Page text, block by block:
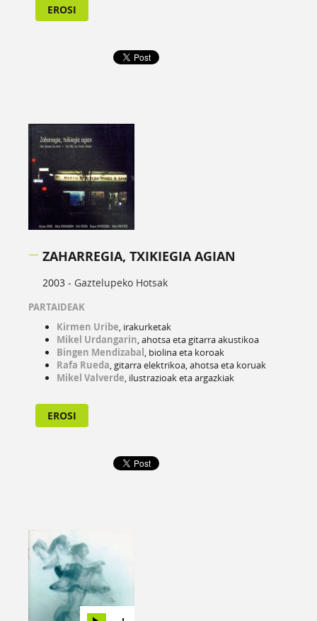
EROSI
ZAHARREGIA, TXIKIEGIA AGIAN
2003 - Gaztelupeko Hotsak
PARTAIDEAK
Kirmen Uribe, irakurketak
Mikel Urdangarin, ahotsa eta gitarra akustikoa
Bingen Mendizabal , biolina eta koroak
Rafa Rueda, gitarra elektrikoa, ahotsa eta koruak
Mikel Valverde, ilustrazioak eta argazkiak
EROSI